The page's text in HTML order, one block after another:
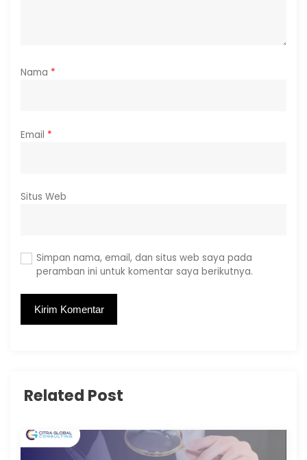
Nama *
Email *
Situs Web
Simpan nama, email, dan situs web saya pada
peramban ini untuk komentar saya berikutnya.
Related Post